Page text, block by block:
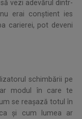
vezi adevărul dintr-
erai conștient ies
carierei, pot deveni
schimbării pe
modul în care te
se reașază totul în
și cum lumea ar